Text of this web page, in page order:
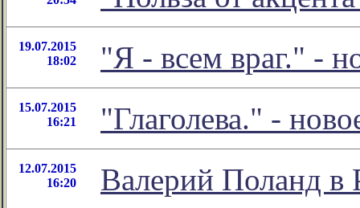
19.07.2015
18:02
"Я - всем враг." -
15.07.2015
16:21
"Глаголева." -
12.07.2015
16:20
Валерий Поланд в